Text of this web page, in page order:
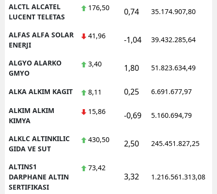
ALCTL ALCATEL
LUCENT TELETAS
176,50 0,74 35.174.907,80
ALFAS ALFA SOLAR
ENERJI
41,96 -1,04 39.432.285,64
ALGYO ALARKO
GMYO
3,40 1,80 51.823.634,49
ALKA ALKIM KAGIT 8,11 0,25 6.691.677,97
ALKIM ALKIM
KIMYA
15,86 -0,69 5.160.694,79
ALKLC ALTINKILIC
GIDA VE SUT
430,50 2,50 245.451.827,25
ALTINS1
DARPHANE ALTIN
SERTIFIKASI
73,42
3,32 1.216.561.313,08